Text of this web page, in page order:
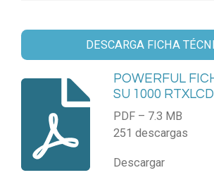
DESCARGA FICHA
POWERFUL
SU 1000
PDF – 7.3 MB
251 descargas
Descargar